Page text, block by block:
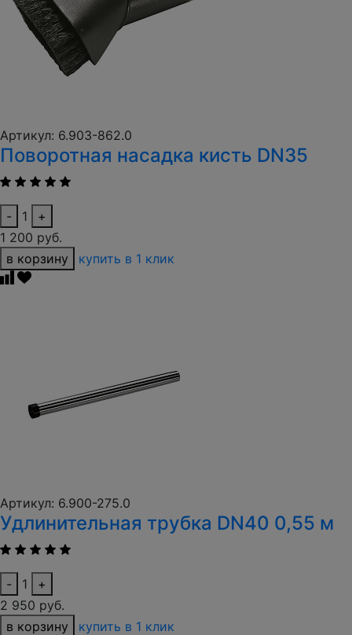
Артикул: 6.903-862.0
Поворотная насадка кисть DN35
- 1
+
1 200 руб.
в корзину
купить в 1 клик
Артикул: 6.900-275.0
Удлинительная трубка DN40 0,55 м
- 1
+
2 950 руб.
в корзину
купить в 1 клик